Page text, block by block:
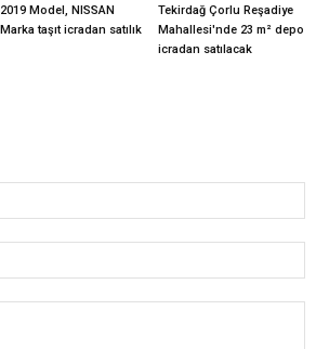
2019 Model, NISSAN
Marka taşıt icradan satılık
Tekirdağ Çorlu Reşadiye
Mahallesi'nde 23 m² depo
icradan satılacak